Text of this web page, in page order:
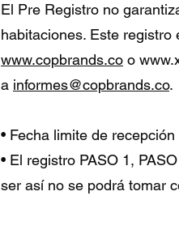
El Pre Registro no
habitaciones. Este
www.copbrands.co o
a informes@copbrands.co.
• Fecha limite de
• El registro PASO 1,
ser así no se podrá tomar